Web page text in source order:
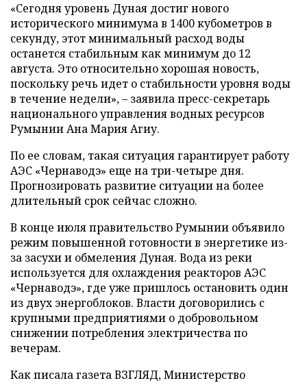
«Сегодня уровень Дуная достиг нового
исторического минимума в 1400 кубометров в
секунду, этот минимальный расход воды
останется стабильным как минимум до 12
августа. Это относительно хорошая новость,
поскольку речь идет о стабильности уровня воды
в течение недели», – заявила пресс-секретарь
национального управления водных ресурсов
Румынии Ана Мария Агиу.
По ее словам, такая ситуация гарантирует работу
АЭС «Чернаводэ» еще на три-четыре дня.
Прогнозировать развитие ситуации на более
длительный срок сейчас сложно.
В конце июля правительство Румынии объявило
режим повышенной готовности в энергетике из-
за засухи и обмеления Дуная. Вода из реки
используется для охлаждения реакторов АЭС
«Чернаводэ», где уже пришлось остановить один
из двух энергоблоков. Власти договорились с
крупными предприятиями о добровольном
снижении потребления электричества по
вечерам.
Как писала газета ВЗГЛЯД, Министерство